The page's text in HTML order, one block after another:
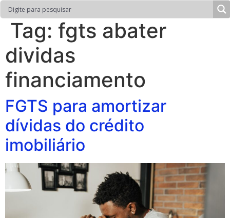
Tag: fgts abater
dividas
financiamento
FGTS para amortizar
dívidas do crédito
imobiliário